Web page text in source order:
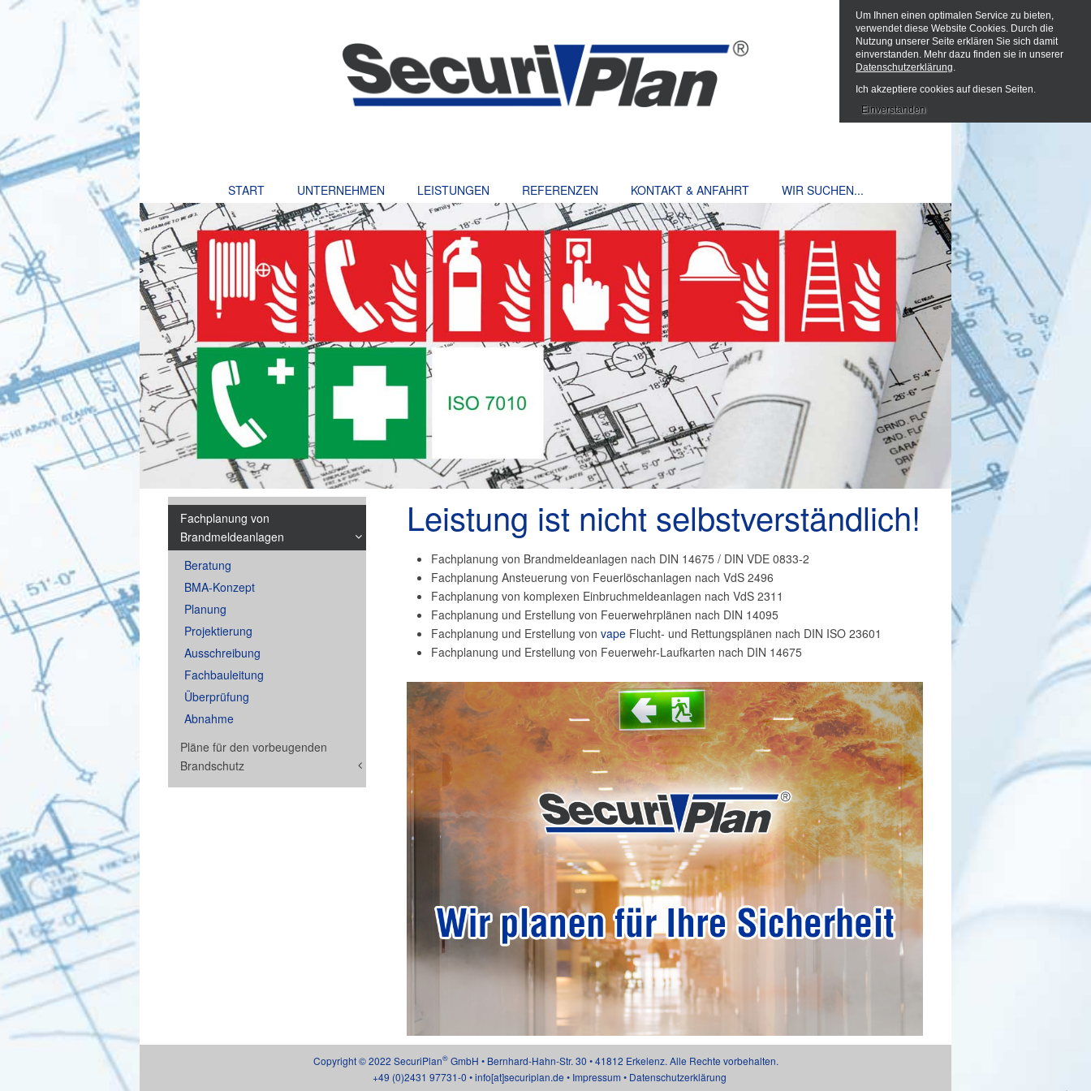
START UNTERNEHMEN LEISTUNGEN REFERENZEN KONTAKT & ANFAHRT WIR SUCHEN...
Leistung ist nicht selbstverständlich!
Fachplanung von Brandmeldeanlagen nach DIN 14675 / DIN VDE 0833-2
Fachplanung Ansteuerung von Feuerlöschanlagen nach VdS 2496
Fachplanung von komplexen Einbruchmeldeanlagen nach VdS 2311
Fachplanung und Erstellung von Feuerwehrplänen nach DIN 14095
Fachplanung und Erstellung von vape Flucht- und Rettungsplänen nach DIN ISO 23601
Fachplanung und Erstellung von Feuerwehr-Laufkarten nach DIN 14675
Fachplanung von
Brandmeldeanlagen
Beratung
BMA-Konzept
Planung
Projektierung
Ausschreibung
Fachbauleitung
Überprüfung
Abnahme
Pläne für den vorbeugenden
Brandschutz
Copyright © 2022 SecuriPlan®GmbH • Bernhard-Hahn-Str. 30 • 41812 Erkelenz. Alle Rechte vorbehalten.
+49 (0)2431 97731-0 •info[at]securiplan.de • Impressum • Datenschutzerklärung
Um Ihnen einen optimalen Service zu bieten,
verwendet diese Website Cookies. Durch die
Nutzung unserer Seite erklären Sie sich damit
einverstanden. Mehr dazu finden sie in unserer
Datenschutzerklärung.
Ich akzeptiere cookies auf diesen Seiten.
Einverstanden